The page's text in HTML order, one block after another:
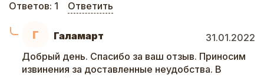
Ответов: 1 Ответить
Г Галамарт
31.01.2022
Добрый день. Спасибо за ваш отзыв. Приносим
извинения за доставленные неудобства. В